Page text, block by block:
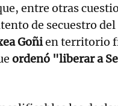
entre otras
de secuestro
Goñien territorio
ordenó "liberar a